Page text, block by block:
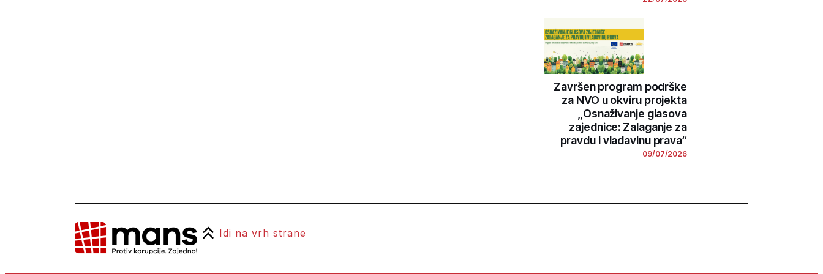
Završen program podrške
za NVO u okviru projekta
„Osnaživanje glasova
zajednice: Zalaganje za
pravdu i vladavinu prava“
09/07/2026
Idi na vrh strane